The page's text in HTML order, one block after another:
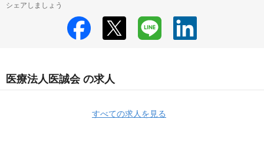
シェアしましょう
医療法人医誠会 の求人
すべての求人を見る